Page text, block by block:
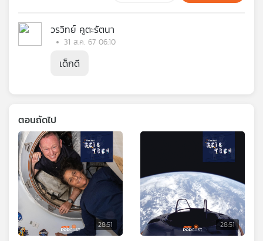
วรวิทย์ คูตะรัตนา
31 ส.ค. 67 06:10
เด็กดี
ตอนถัดไป
28:51 28:51